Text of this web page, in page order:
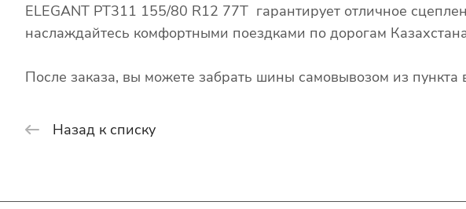
ELEGANT PT311 155/80 R12 77T гарантирует отличное
наслаждайтесь комфортными поездками по дорогам
После заказа, вы можете забрать шины самовывозом из пункта
Назад к списку